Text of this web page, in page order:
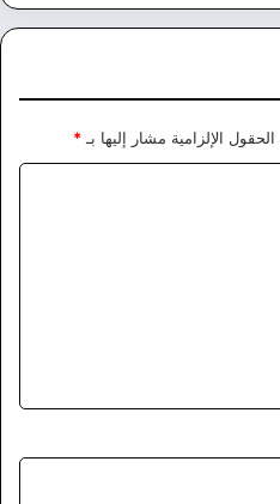
الحقول الإلزامية مشار إليها بـ *